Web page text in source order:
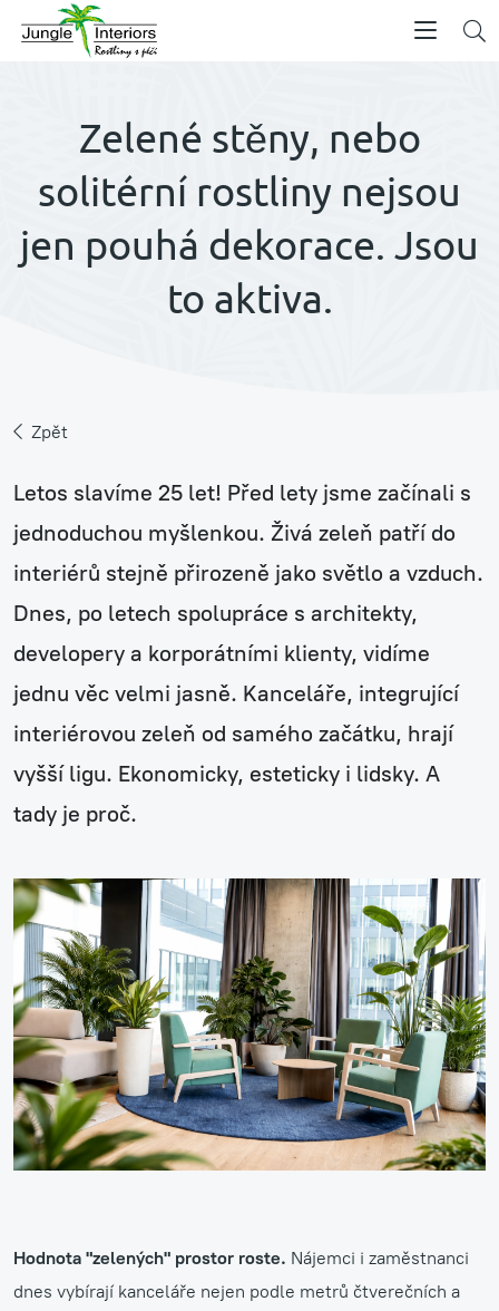
Zelené stěny, nebo
solitérní rostliny nejsou
jen pouhá dekorace. Jsou
to aktiva.
Zpět
Letos slavíme 25 let! Před lety jsme začínali s
jednoduchou myšlenkou. Živá zeleň patří do
interiérů stejně přirozeně jako světlo a vzduch.
Dnes, po letech spolupráce s architekty,
developery a korporátními klienty, vidíme
jednu věc velmi jasně. Kanceláře, integrující
interiérovou zeleň od samého začátku, hrají
vyšší ligu. Ekonomicky, esteticky i lidsky. A
tady je proč.
Hodnota "zelených" prostor roste. Nájemci i zaměstnanci
dnes vybírají kanceláře nejen podle metrů čtverečních a